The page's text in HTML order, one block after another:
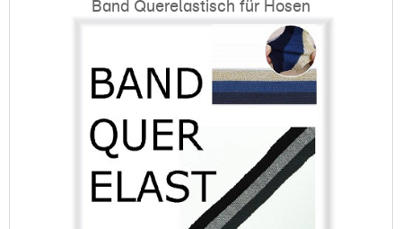
Band Querelastisch für Hosen